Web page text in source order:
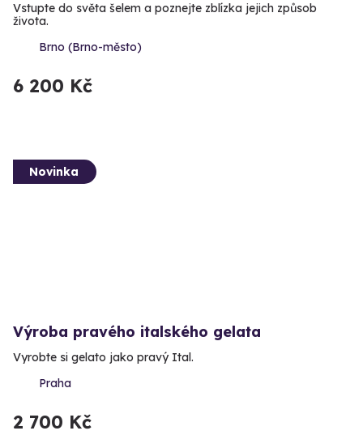
Vstupte do světa šelem a poznejte zblízka jejich způsob
života.
Brno (Brno-město)
6 200 Kč
Novinka
Výroba pravého italského gelata
Vyrobte si gelato jako pravý Ital.
Praha
2 700 Kč